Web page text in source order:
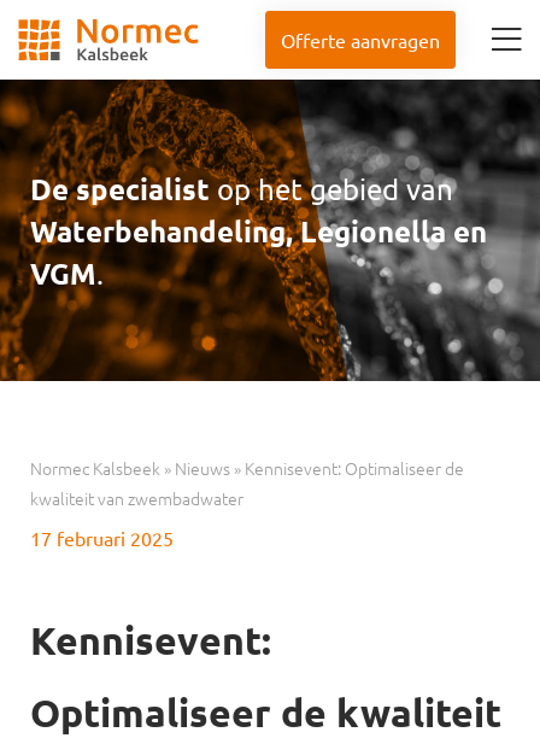
Offerte aanvragen
De specialistop het gebied van
Waterbehandeling, Legionella en
VGM.
Normec Kalsbeek » Nieuws » Kennisevent: Optimaliseer de
kwaliteit van zwembadwater
17 februari 2025
Kennisevent:
Optimaliseer de kwaliteit